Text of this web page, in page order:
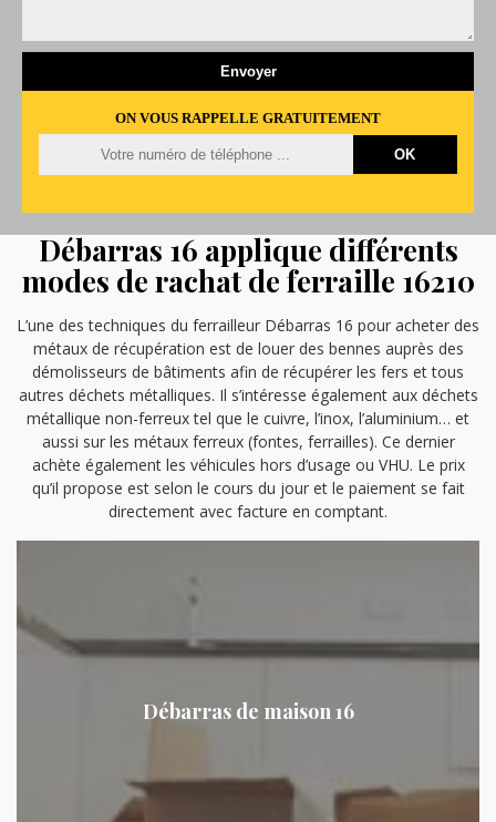
ON VOUS RAPPELLE GRATUITEMENT
Débarras 16 applique différents
modes de rachat de ferraille 16210
L’une des techniques du ferrailleur Débarras 16 pour acheter des
métaux de récupération est de louer des bennes auprès des
démolisseurs de bâtiments afin de récupérer les fers et tous
autres déchets métalliques. Il s’intéresse également aux déchets
métallique non-ferreux tel que le cuivre, l’inox, l’aluminium… et
aussi sur les métaux ferreux (fontes, ferrailles). Ce dernier
achète également les véhicules hors d’usage ou VHU. Le prix
qu’il propose est selon le cours du jour et le paiement se fait
directement avec facture en comptant.
Débarras de maison 16